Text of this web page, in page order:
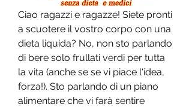
Ciao ragazzi e ragazze! Siete pronti
a scuotere il vostro corpo con una
dieta liquida? No, non sto parlando
di bere solo frullati verdi per tutta
la vita (anche se se vi piace l'idea,
forza!). Sto parlando di un piano
alimentare che vi farà sentire